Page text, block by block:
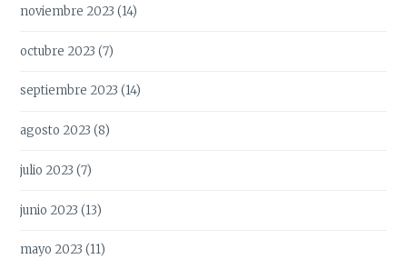
noviembre 2023 (14)
octubre 2023 (7)
septiembre 2023 (14)
agosto 2023 (8)
julio 2023 (7)
junio 2023 (13)
mayo 2023 (11)